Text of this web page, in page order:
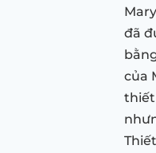
đã
của
thiết